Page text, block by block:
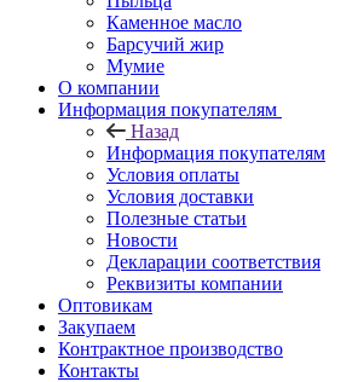
Каменное масло
Барсучий жир
Мумие
О компании
Информация покупателям
Назад
Информация покупателям
Условия оплаты
Условия доставки
Полезные статьи
Новости
Декларации соответствия
Реквизиты компании
Оптовикам
Закупаем
Контрактное производство
Контакты